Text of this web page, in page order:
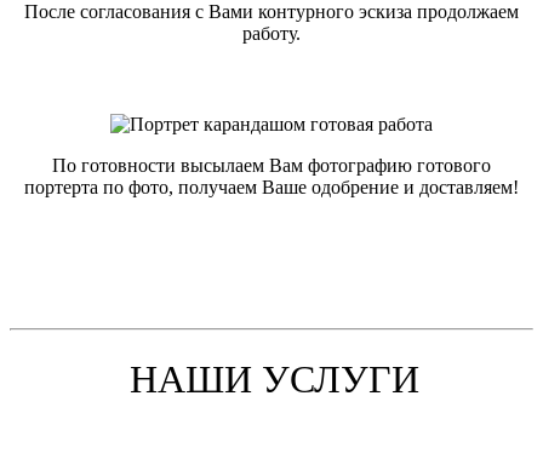
После согласования с Вами контурного эскиза продолжаем
работу.
По готовности высылаем Вам фотографию готового
портерта по фото, получаем Ваше одобрение и доставляем!
НАШИ УСЛУГИ